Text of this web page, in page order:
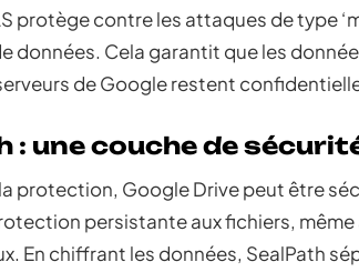
protège contre les attaques de type
données. Cela garantit que les
de Google restent
: une couche de
protection, Google Drive peut être
persistante aux fichiers,
En chiffrant les données, SealPath